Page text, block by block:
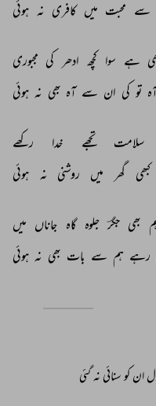
سے محبت میں کافری نہ ہوئی
ہے سوا کچھ ادھر کی مجبوری
تو کی ان سے آہ بھی نہ ہوئی
سلامت تجھے خدا
رکھے
کبھی گھر میں روشنی نہ ہوئی
بھی جگرؔ جلوہ گاہ جاناں میں
رہے ہم سے بات بھی نہ ہوئی
ان کو سنائی نہ گئی